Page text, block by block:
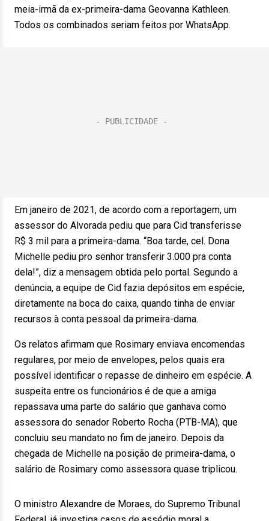
meia-irmã da ex-primeira-dama Geovanna Kathleen.
Todos os combinados seriam feitos por WhatsApp.
Em janeiro de 2021, de acordo com a reportagem, um
assessor do Alvorada pediu que para Cid transferisse
R$ 3 mil para a primeira-dama. “Boa tarde, cel. Dona
Michelle pediu pro senhor transferir 3.000 pra conta
dela!”, diz a mensagem obtida pelo portal. Segundo a
denúncia, a equipe de Cid fazia depósitos em espécie,
diretamente na boca do caixa, quando tinha de enviar
recursos à conta pessoal da primeira-dama.
Os relatos afirmam que Rosimary enviava encomendas
regulares, por meio de envelopes, pelos quais era
possível identificar o repasse de dinheiro em espécie. A
suspeita entre os funcionários é de que a amiga
repassava uma parte do salário que ganhava como
assessora do senador Roberto Rocha (PTB-MA), que
concluiu seu mandato no fim de janeiro. Depois da
chegada de Michelle na posição de primeira-dama, o
salário de Rosimary como assessora quase triplicou.
O ministro Alexandre de Moraes, do Supremo Tribunal